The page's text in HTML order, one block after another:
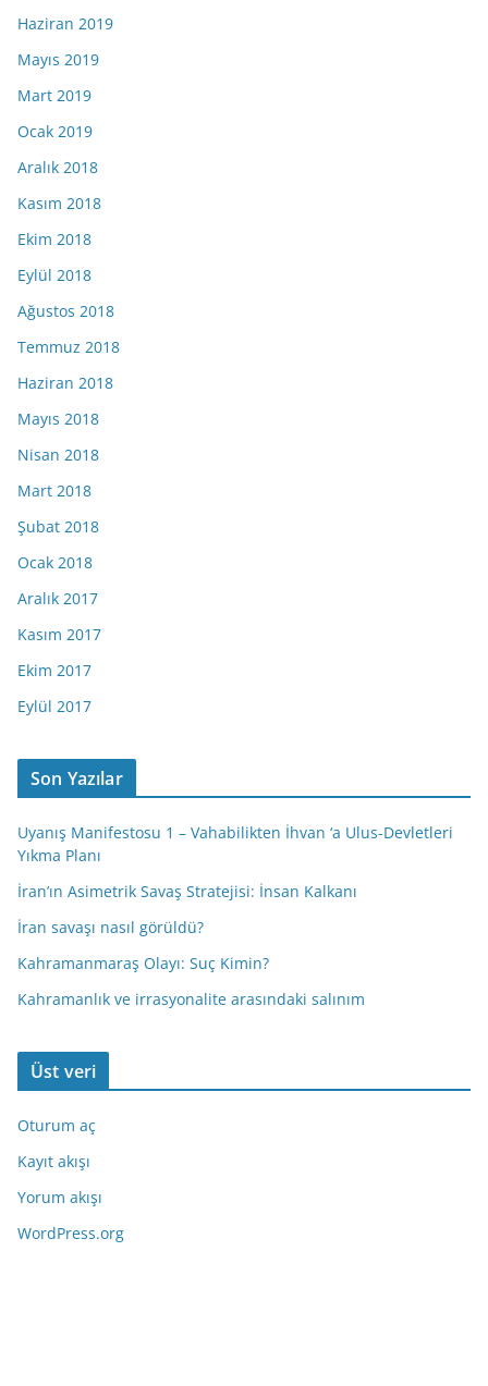
Haziran 2019
Mayıs 2019
Mart 2019
Ocak 2019
Aralık 2018
Kasım 2018
Ekim 2018
Eylül 2018
Ağustos 2018
Temmuz 2018
Haziran 2018
Mayıs 2018
Nisan 2018
Mart 2018
Şubat 2018
Ocak 2018
Aralık 2017
Kasım 2017
Ekim 2017
Eylül 2017
Son Yazılar
Uyanış Manifestosu 1 – Vahabilikten İhvan ‘a Ulus-Devletleri
Yıkma Planı
İran’ın Asimetrik Savaş Stratejisi: İnsan Kalkanı
İran savaşı nasıl görüldü?
Kahramanmaraş Olayı: Suç Kimin?
Kahramanlık ve irrasyonalite arasındaki salınım
Üst veri
Oturum aç
Kayıt akışı
Yorum akışı
WordPress.org